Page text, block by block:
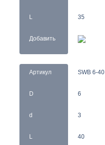
L
Добавить
35
Артикул
D
d
L
SWB 6-40
6
3
40